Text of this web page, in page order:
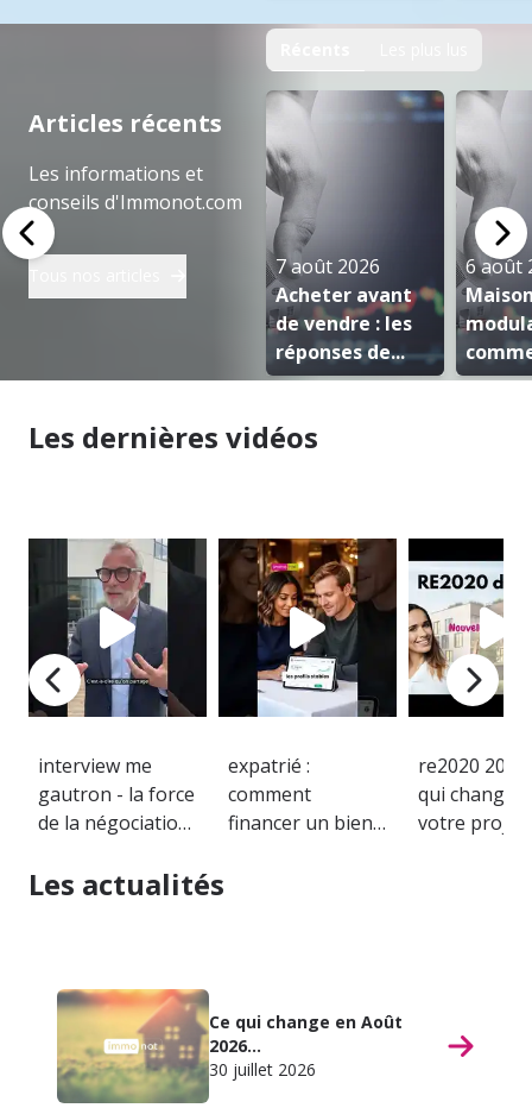
Articles récents
Les informations et
conseils d'Immonot.com
7 août 2026
Acheter avant
de vendre : les
réponses de...
6 août
Les dernières vidéos
interview me
gautron - la force
de la négociation
bretonne
expatrié :
comment
financer un bien
re2020 2026
qui change
votre projet
Les actualités
Ce qui change en Août
2026...
30 juillet 2026